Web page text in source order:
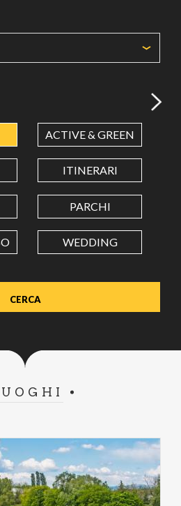
Use dot (.) as decimal separator.
ACTIVE & GREEN
ITINERARI
PARCHI
WEDDING